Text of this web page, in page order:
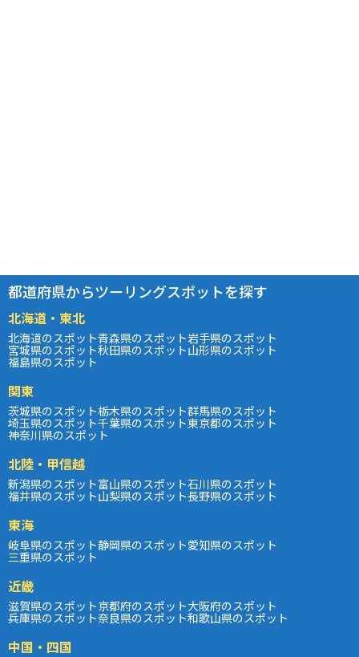
都道府県からツーリングスポットを探す
北海道・東北
北海道のスポット青森県のスポット岩手県のスポット
宮城県のスポット秋田県のスポット山形県のスポット
福島県のスポット
関東
茨城県のスポット栃木県のスポット群馬県のスポット
埼玉県のスポット千葉県のスポット東京都のスポット
神奈川県のスポット
北陸・甲信越
新潟県のスポット富山県のスポット石川県のスポット
福井県のスポット山梨県のスポット長野県のスポット
東海
岐阜県のスポット静岡県のスポット愛知県のスポット
三重県のスポット
近畿
滋賀県のスポット京都府のスポット大阪府のスポット
兵庫県のスポット奈良県のスポット和歌山県のスポット
中国・四国